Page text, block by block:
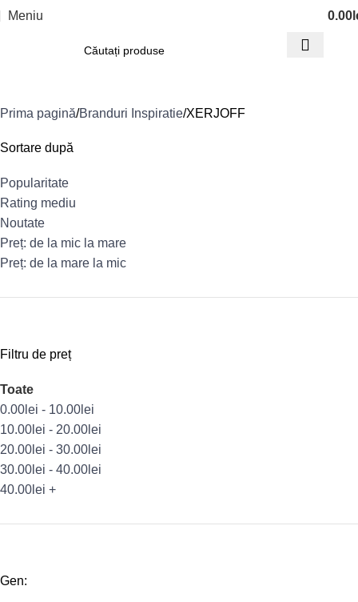
Meniu 0.00
Prima pagină Branduri Inspiratie XERJOFF
Sortare după
Popularitate
Rating mediu
Noutate
Preț: de la mic la mare
Preț: de la mare la mic
Filtru de preț
Toate
0.00 lei - 10.00 lei
10.00 lei - 20.00 lei
20.00 lei - 30.00 lei
30.00 lei - 40.00 lei
40.00 lei +
Gen: